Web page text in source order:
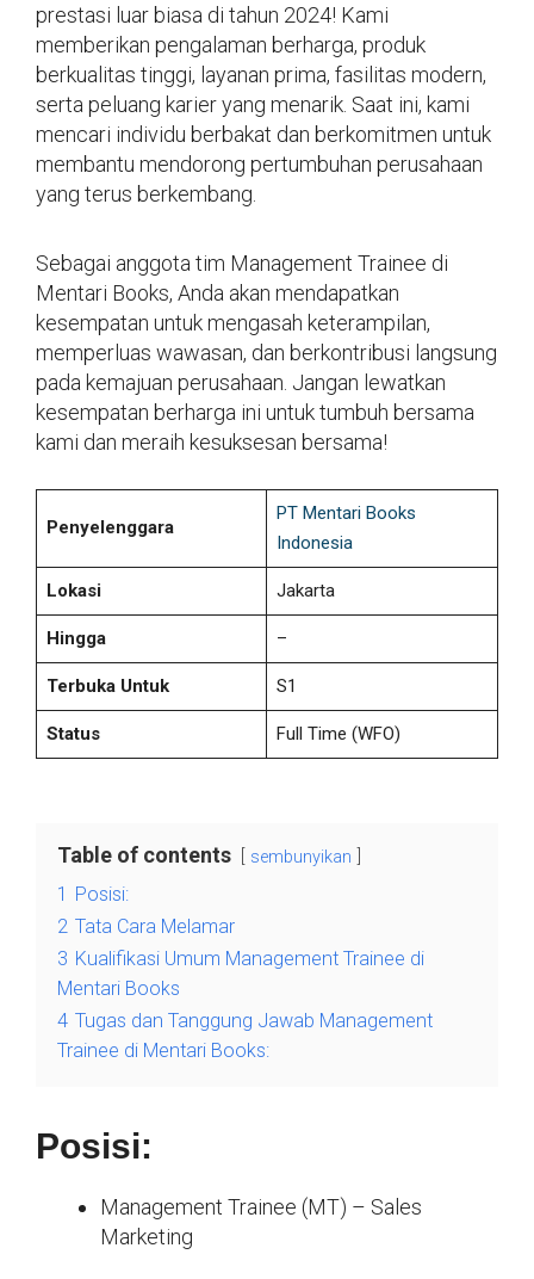
prestasi luar biasa di tahun 2024! Kami
memberikan pengalaman berharga, produk
berkualitas tinggi, layanan prima, fasilitas modern,
serta peluang karier yang menarik. Saat ini, kami
mencari individu berbakat dan berkomitmen untuk
membantu mendorong pertumbuhan perusahaan
yang terus berkembang.
Sebagai anggota tim Management Trainee di
Mentari Books, Anda akan mendapatkan
kesempatan untuk mengasah keterampilan,
memperluas wawasan, dan berkontribusi langsung
pada kemajuan perusahaan. Jangan lewatkan
kesempatan berharga ini untuk tumbuh bersama
kami dan meraih kesuksesan bersama!
Penyelenggara
PT Mentari Books
Indonesia
Lokasi Jakarta
Hingga –
Terbuka Untuk S1
Status Full Time (WFO)
Table of contents sembunyikan
1
Posisi:
2 Tata Cara Melamar
3 Kualifikasi Umum Management Trainee di
Mentari Books
4 Tugas dan Tanggung Jawab Management
Trainee di Mentari Books:
Posisi:
Management Trainee (MT) – Sales
Marketing